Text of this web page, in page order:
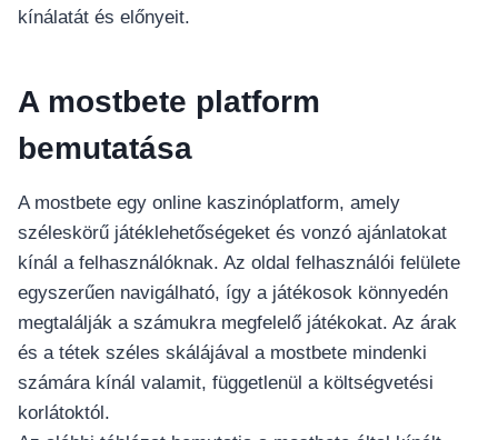
kínálatát és előnyeit.
A mostbete platform
bemutatása
A mostbete egy online kaszinóplatform, amely
széleskörű játéklehetőségeket és vonzó ajánlatokat
kínál a felhasználóknak. Az oldal felhasználói felülete
egyszerűen navigálható, így a játékosok könnyedén
megtalálják a számukra megfelelő játékokat. Az árak
és a tétek széles skálájával a mostbete mindenki
számára kínál valamit, függetlenül a költségvetési
korlátoktól.